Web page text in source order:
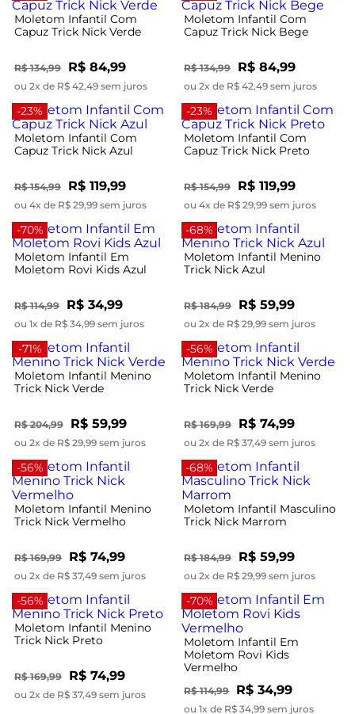
Moletom Infantil Com
Capuz Trick Nick Verde
R$ 134,99 R$ 84,99
ou 2x de R$ 42,49 sem juros
Moletom Infantil Com
Capuz Trick Nick Bege
R$ 134,99 R$ 84,99
ou 2x de R$ 42,49 sem juros
-23%
Moletom Infantil Com
Capuz Trick Nick Azul
R$ 154,99 R$ 119,99
ou 4x de R$ 29,99 sem juros
-23%
Moletom Infantil Com
Capuz Trick Nick Preto
R$ 154,99 R$ 119,99
ou 4x de R$ 29,99 sem juros
-70%
Moletom Infantil Em
Moletom Rovi Kids Azul
R$ 114,99 R$ 34,99
ou 1x de R$ 34,99 sem juros
-68%
Moletom Infantil Menino
Trick Nick Azul
R$ 184,99 R$ 59,99
ou 2x de R$ 29,99 sem juros
-71%
Moletom Infantil Menino
Trick Nick Verde
R$ 204,99 R$ 59,99
ou 2x de R$ 29,99 sem juros
-56%
Moletom Infantil Menino
Trick Nick Verde
R$ 169,99 R$ 74,99
ou 2x de R$ 37,49 sem juros
-56%
Moletom Infantil Menino
Trick Nick Vermelho
R$ 169,99 R$ 74,99
ou 2x de R$ 37,49 sem juros
-68%
Moletom Infantil Masculino
Trick Nick Marrom
R$ 184,99 R$ 59,99
ou 2x de R$ 29,99 sem juros
-56%
Moletom Infantil Menino
Trick Nick Preto
R$ 169,99 R$ 74,99
ou 2x de R$ 37,49 sem juros
-70%
Moletom Infantil Em
Moletom Rovi Kids
Vermelho
R$ 114,99 R$ 34,99
ou 1x de R$ 34,99 sem juros